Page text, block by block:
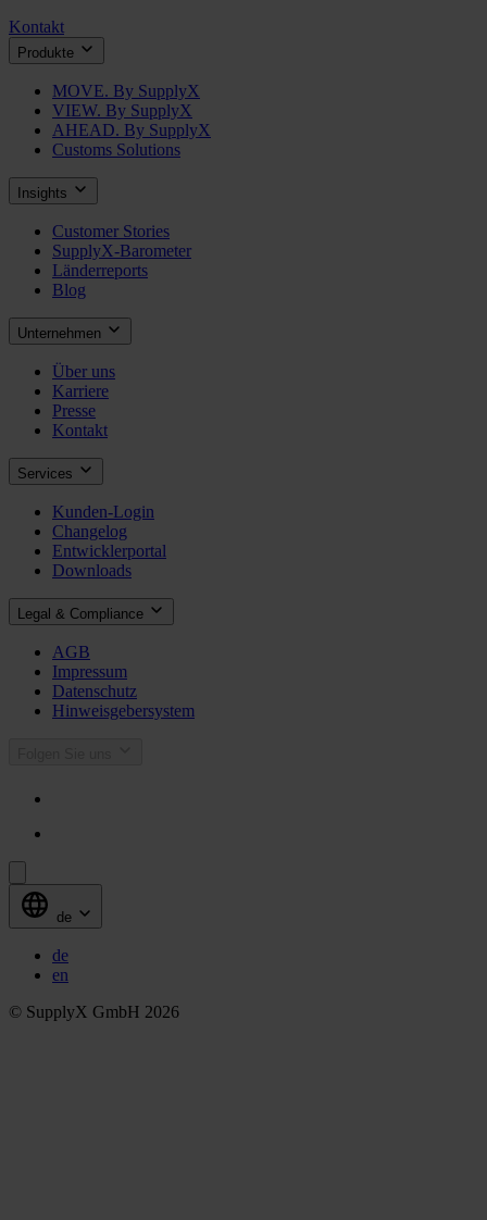
Kontakt
Produkte
MOVE. By SupplyX
VIEW. By SupplyX
AHEAD. By SupplyX
Customs Solutions
Insights
Customer Stories
SupplyX-Barometer
Länderreports
Blog
Unternehmen
Über uns
Karriere
Presse
Kontakt
Services
Kunden-Login
Changelog
Entwicklerportal
Downloads
Legal & Compliance
AGB
Impressum
Datenschutz
Hinweisgebersystem
de
de
en
© SupplyX GmbH 2026